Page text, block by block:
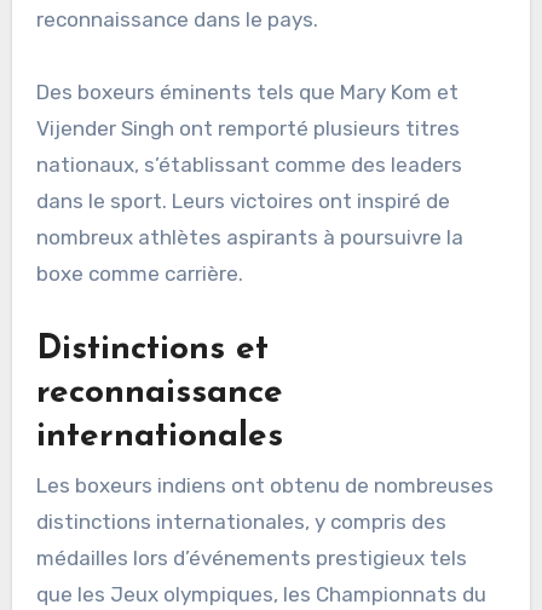
reconnaissance dans le pays.
Des boxeurs éminents tels que Mary Kom et
Vijender Singh ont remporté plusieurs titres
nationaux, s’établissant comme des leaders
dans le sport. Leurs victoires ont inspiré de
nombreux athlètes aspirants à poursuivre la
boxe comme carrière.
Distinctions et
reconnaissance
internationales
Les boxeurs indiens ont obtenu de nombreuses
distinctions internationales, y compris des
médailles lors d’événements prestigieux tels
que les Jeux olympiques, les Championnats du